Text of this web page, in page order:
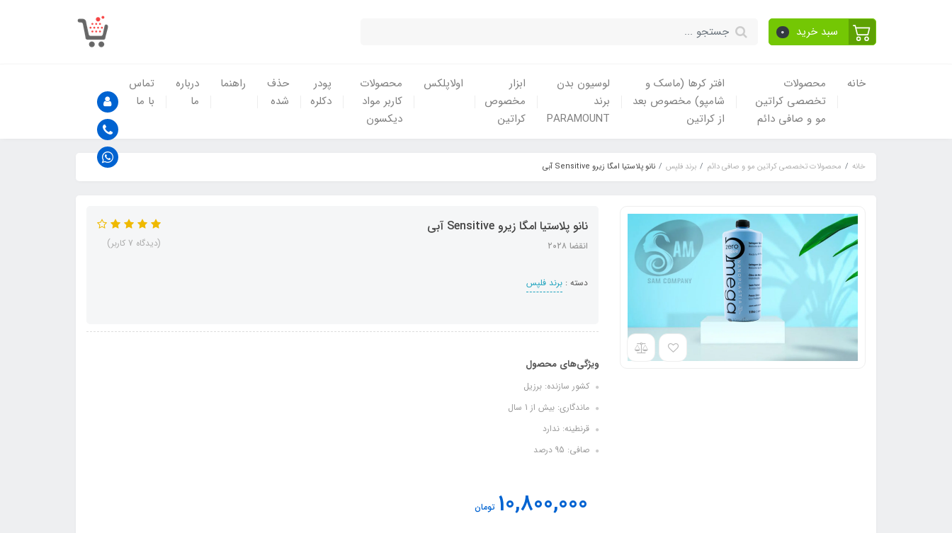
سبد خرید 0
خانه
محصولات
تخصصی کراتین
مو و صافی دائم
افتر کرها (ماسک و
شامپو) مخصوص بعد
از کراتین
لوسیون بدن
برند
PARAMOUNT
ابزار
مخصوص
کراتین
اولاپلکس
محصولات
کاربر مواد
دیکسون
پودر
دکلره
حذف
شده
راهنما
درباره
ما
تماس
با ما
خانه محصولات تخصصی کراتین مو و صافی دائم برند فلپس نانو پلاستیا امگا زیرو Sensitive آبی
نانو پلاستیا امگا زیرو Sensitive آبی
انقضا ۲۰۲۸
دسته : برند فلپس
(دیدگاه 7 کاربر)
ویژگی‌های محصول
کشور سازنده: برزیل
ماندگاری: بیش از 1 سال
قرنطینه: ندارد
صافی: 95 درصد
10,800,000 تومان